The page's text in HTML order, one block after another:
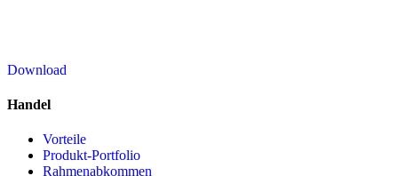
Download
Handel
Vorteile
Produkt-Portfolio
Rahmenabkommen